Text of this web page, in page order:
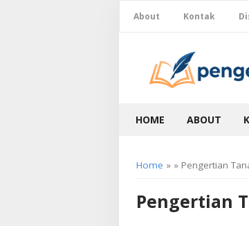
About Kontak
HOME ABOUT
Home » » Pengertian
Pengertian